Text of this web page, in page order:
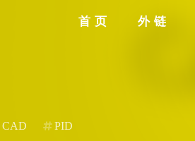
首页 外链
CAD PID